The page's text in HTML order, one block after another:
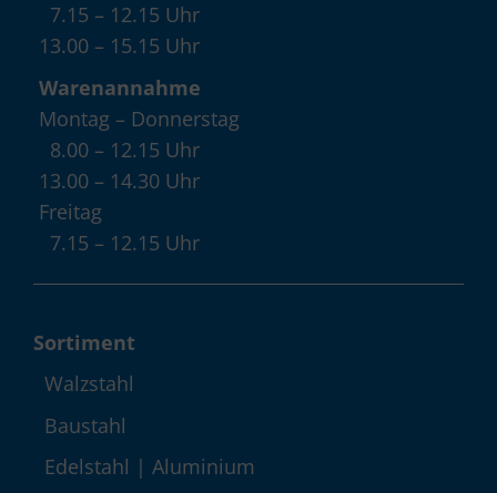
7.15 – 12.15 Uhr
13.00 – 15.15 Uhr
Warenannahme
Montag – Donnerstag
8.00 – 12.15 Uhr
13.00 – 14.30 Uhr
Freitag
7.15 – 12.15 Uhr
Sortiment
Walzstahl
Baustahl
Edelstahl | Aluminium